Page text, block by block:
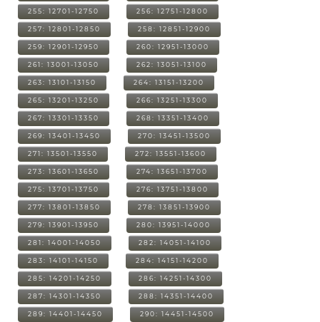
255: 12701-12750 256: 12751-12800
257: 12801-12850 258: 12851-12900
259: 12901-12950 260: 12951-13000
261: 13001-13050 262: 13051-13100
263: 13101-13150 264: 13151-13200
265: 13201-13250 266: 13251-13300
267: 13301-13350 268: 13351-13400
269: 13401-13450 270: 13451-13500
271: 13501-13550 272: 13551-13600
273: 13601-13650 274: 13651-13700
275: 13701-13750 276: 13751-13800
277: 13801-13850 278: 13851-13900
279: 13901-13950 280: 13951-14000
281: 14001-14050 282: 14051-14100
283: 14101-14150 284: 14151-14200
285: 14201-14250 286: 14251-14300
287: 14301-14350 288: 14351-14400
289: 14401-14450 290: 14451-14500